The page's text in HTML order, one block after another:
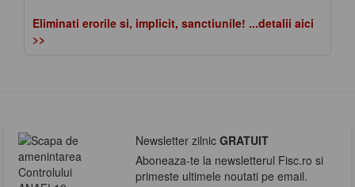
Eliminati erorile si, implicit, sanctiunile! ...detalii aici
>>
Newsletter zilnic GRATUIT
Aboneaza-te la newsletterul Fisc.ro si
primeste ultimele noutati pe email.